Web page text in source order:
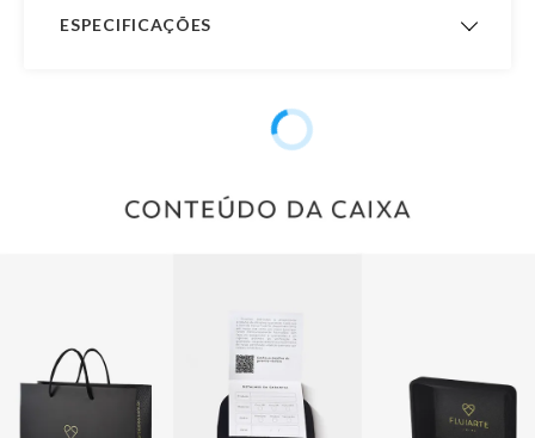
ESPECIFICAÇÕES
Pedra Sem Pedra
Masculino